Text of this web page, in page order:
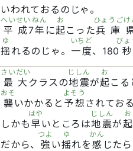
いわれておるのじゃ。
平成
へいせい
7年
ねん
に起
お
こった兵庫
ひょうごけ
揺
ゆ
れるのじゃ。 一度
いちど
、180 秒
びょ
最大
さいだい
クラスの地震
じしん
が起
お
こる
襲
おそ
いかかると 予想
よそう
されてお
しかも 早
はや
いところは地震
じしん
が起
お
だから、 強
つよ
い揺
ゆ
れを 感
かん
じた